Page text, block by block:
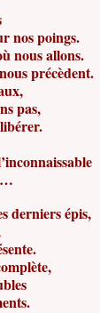
nos poings.
nous allons.
précèdent.
pas,
derniers épis,